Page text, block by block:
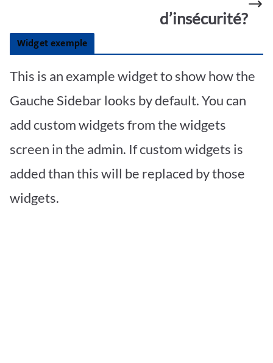
d’insécurité?
Widget exemple
This is an example widget to show how the
Gauche Sidebar looks by default. You can
add custom widgets from the widgets
screen in the admin. If custom widgets is
added than this will be replaced by those
widgets.